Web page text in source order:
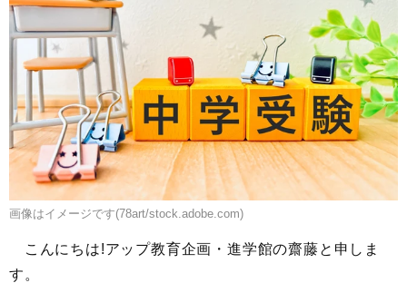
画像はイメージです(78art/stock.adobe.com)
こんにちは!アップ教育企画・進学館の齋藤と申しま
す。